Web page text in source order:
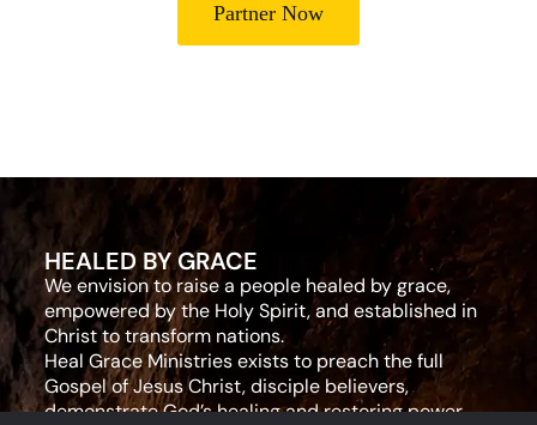
Partner Now
HEALED BY GRACE
We envision to raise a people healed by grace,
empowered by the Holy Spirit, and established in
Christ to transform nations.
Heal Grace Ministries exists to preach the full
Gospel of Jesus Christ, disciple believers,
demonstrate God’s healing and restoring power,